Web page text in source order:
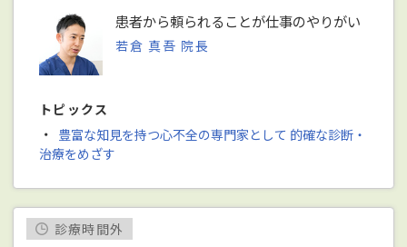
患者から頼られることが仕事のやりがい
若倉 真吾 院長
トピックス
・ 豊富な知見を持つ心不全の専門家として 的確な診断・
治療をめざす
診療時間外